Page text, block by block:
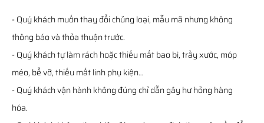
- Quý khách muốn thay đổi chủng loại, mẫu mã nhưng không
thông báo và thỏa thuận trước.
- Quý khách tự làm rách hoặc thiếu mất bao bì, trầy xước, móp
méo, bể vỡ, thiếu mất linh phụ kiện…
- Quý khách vận hành không đúng chỉ dẫn gây hư hỏng hàng
hóa.